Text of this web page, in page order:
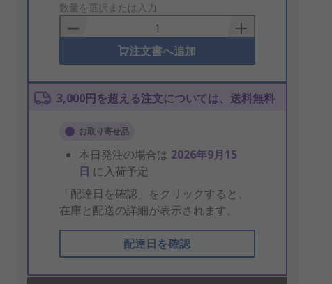
to
Basket
数量を選択または入力
注文書へ追加
3,000円を超える注文については、送料無料
お取り寄せ品
本日発注の場合は 2026年9月15
日 に入荷予定
「配達日を確認」をクリックすると、
在庫と配送の詳細が表示されます。
配達日を確認